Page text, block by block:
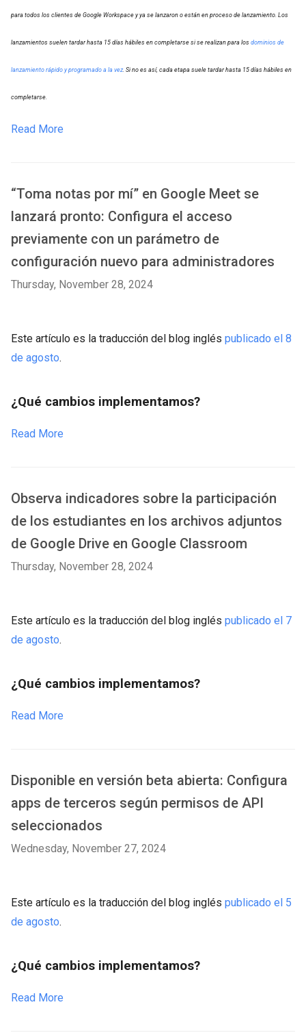
para todos los clientes de Google Workspace y ya se lanzaron o están en proceso de lanzamiento. Los
lanzamientos suelen tardar hasta 15 días hábiles en completarse si se realizan para los dominios de
lanzamiento rápido y programado a la vez. Si no es así, cada etapa suele tardar hasta 15 días hábiles en
completarse.
Read More
“Toma notas por mí” en Google Meet se
lanzará pronto: Configura el acceso
previamente con un parámetro de
configuración nuevo para administradores
Thursday, November 28, 2024
Este artículo es la traducción del blog inglés publicado el 8
de agosto.
¿Qué cambios implementamos?
Read More
Observa indicadores sobre la participación
de los estudiantes en los archivos adjuntos
de Google Drive en Google Classroom
Thursday, November 28, 2024
Este artículo es la traducción del blog inglés publicado el 7
de agosto.
¿Qué cambios implementamos?
Read More
Disponible en versión beta abierta: Configura
apps de terceros según permisos de API
seleccionados
Wednesday, November 27, 2024
Este artículo es la traducción del blog inglés publicado el 5
de agosto.
¿Qué cambios implementamos?
Read More